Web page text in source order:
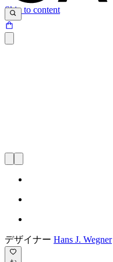
Skip to content
デザイナー Hans J. Wegner